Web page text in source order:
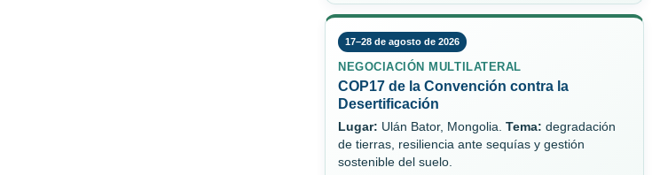
17–28 de agosto de 2026
NEGOCIACIÓN MULTILATERAL
COP17 de la Convención contra la
Desertificación
Lugar: Ulán Bator, Mongolia. Tema: degradación
de tierras, resiliencia ante sequías y gestión
sostenible del suelo.